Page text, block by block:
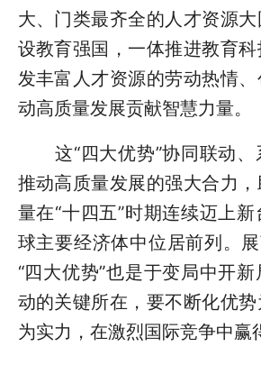
大、门类最齐全的人才资源
设教育强国，一体推进教育
发丰富人才资源的劳动热情
动高质量发展贡献智慧力量。
这“四大优势”协同联动、
推动高质量发展的强大合力
量在“十四五”时期连续迈上
球主要经济体中位居前列。
“四大优势”也是于变局中开
动的关键所在，要不断化优
为实力，在激烈国际竞争中赢